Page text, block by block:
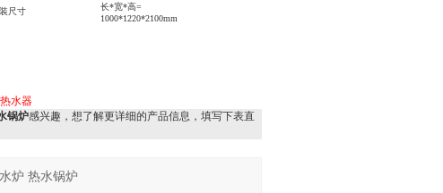
尺寸
长*宽*高=
1000*1220*2100mm
水器
锅炉感兴趣，想了解更详细的产品信息，填写下表直